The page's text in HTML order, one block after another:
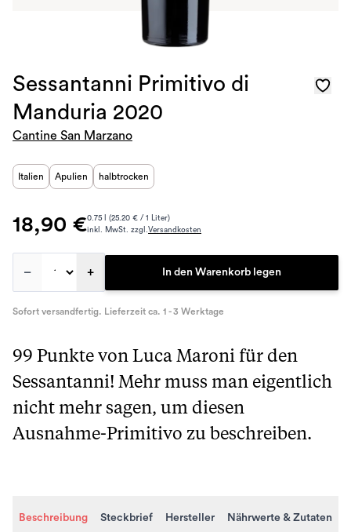
Sessantanni Primitivo di
Manduria 2020
Cantine San Marzano
Italien Apulien halbtrocken
18,90 €0.75 l (25.20 € / 1 Liter)
inkl. MwSt. zzgl.Versandkosten
– + In den Warenkorb legen
Sofort versandfertig. Lieferzeit ca. 1 - 3 Werktage
99 Punkte von Luca Maroni für den
Sessantanni! Mehr muss man eigentlich
nicht mehr sagen, um diesen
Ausnahme-Primitivo zu beschreiben.
Beschreibung Steckbrief Hersteller Nährwerte & Zutaten